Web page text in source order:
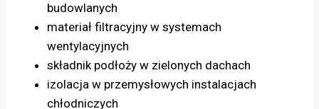
budowlanych
materiał filtracyjny w systemach
wentylacyjnych
składnik podłoży w zielonych dachach
izolacja w przemysłowych instalacjach
chłodniczych